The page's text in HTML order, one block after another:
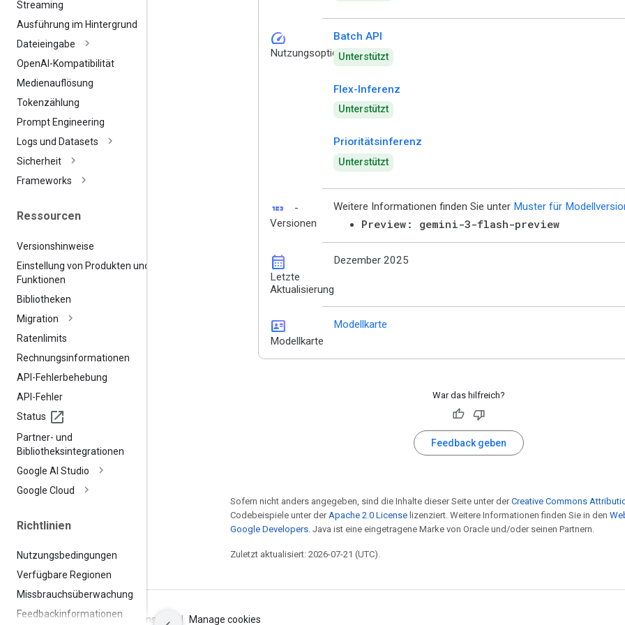
Streaming
Ausführung im Hintergrund
Dateieingabe
OpenAI-Kompatibilität
Medienauflösung
Tokenzählung
Prompt Engineering
Logs und Datasets
Sicherheit
Frameworks
Ressourcen
Versionshinweise
Einstellung von Produkten und
Funktionen
Bibliotheken
Migration
Ratenlimits
Rechnungsinformationen
API-Fehlerbehebung
API-Fehler
Status
Partner- und
Bibliotheksintegrationen
Google AI Studio
Google Cloud
Richtlinien
Nutzungsbedingungen
Verfügbare Regionen
Missbrauchsüberwachung
Feedbackinformationen
speed
Nutzungsoptionen
Batch API
Unterstützt
Flex-Inferenz
Unterstützt
Prioritätsinferenz
Unterstützt
123
-
Versionen
Weitere Informationen finden Sie unter Muster für
Preview: gemini-3-flash-preview
calendar_month
Letzte
Aktualisierung
Dezember 2025
id_card
Modellkarte
Modellkarte
War das hilfreich?
Feedback geben
Sofern nicht anders angegeben, sind die Inhalte dieser Seite unter derCreative Commons
Codebeispiele unter derApache 2.0 License lizenziert. Weitere Informationen finden Sie in den
Google Developers. Java ist eine eingetragene Marke von Oracle und/oder seinen Partnern.
Zuletzt aktualisiert: 2026-07-21 (UTC).
Nutzungsbedingungen Datenschutz Manage cookies